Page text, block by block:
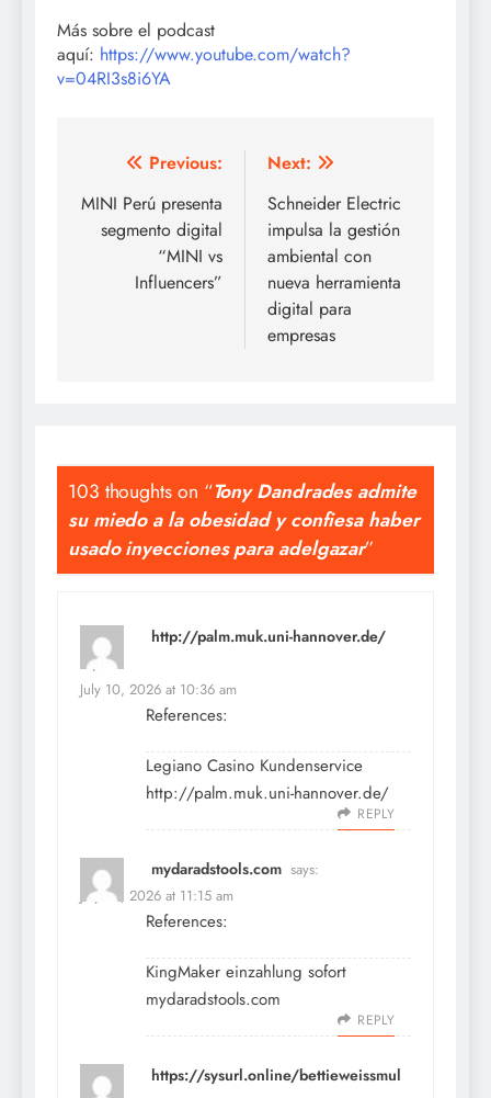
Más sobre el podcast
aquí: https://www.youtube.com/watch?
v=04RI3s8i6YA
Post
navigation
Previous:
MINI Perú presenta
segmento digital
“MINI vs
Influencers”
Next:
Schneider Electric
impulsa la gestión
ambiental con
nueva herramienta
digital para
empresas
103 thoughts on “Tony Dandrades admite
su miedo a la obesidad y confiesa haber
usado inyecciones para adelgazar”
http://palm.muk.uni-hannover.de/
says:
July 10, 2026 at 10:36 am
References:
Legiano Casino Kundenservice
http://palm.muk.uni-hannover.de/
REPLY
mydaradstools.com says:
July 10, 2026 at 11:15 am
References:
KingMaker einzahlung sofort
mydaradstools.com
REPLY
https://sysurl.online/bettieweissmul